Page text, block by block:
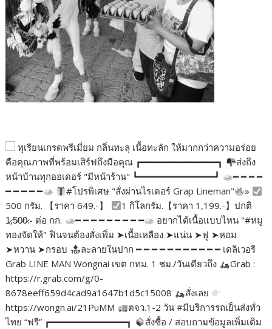
ทุเรียนเกรดพรีเมี่ยม กลิ่นทะลุ เนื้อทะลัก ให้มากกว่าความอร่อย
คือคุณภาพที่พร้อมเสิร์ฟถึงมือคุณ ┏━━━━━━━━━━━━━━┓
ส่งถึง
หน้าบ้านทุกออเดอร์ "มีหน้าร้าน" ┗━━━━━━━━━━━━━━┛
━ ━ ━ ━
━ ━ ━ ━ ━
#โปรพิเศษ "สั่งผ่านไรเดอร์ Grap Lineman"
»
500 กรัม. 【ราคา 649.-】
1 กิโลกรัม.【ราคา 1,199.-】ปกติ
1̷,5̷0̷0̷.- ต่อ กก.
━ ━ ━ ━ ━ ━ ━ ━ ━
อยากได้เนื้อแบบไหน "#หมู
ทองจัดให้" ฟินจนต้องสั่งเพิ่ม ➤เนื้อเหลือง ➤แน่น ➤ฟู ➤หอม
➤หวาน ➤กรอบ
ละลายในปาก ━ ━ ━ ━ ━ ━ ━ ━ ━ ━ ━ เดลิเวอรี
Grab LINE MAN Wongnai เขต กทม. 1 ชม./วันเดียวถึง
Grab :
https://r.grab.com/g/0-
8678eeff659d4cad9a1647b1d5c15008
สั่งเลย
https://wongn.ai/21PuMM
ตจว.1-2 วัน #มีบริการรถเย็นส่งทั่ว
ไทย “ฟรี” ┏━━━━━━━━━━━━━━┓
สั่งซื้อ / สอบถามข้อมูลเพิ่มเติม